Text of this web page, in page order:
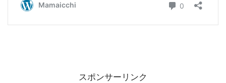
スポンサーリンク